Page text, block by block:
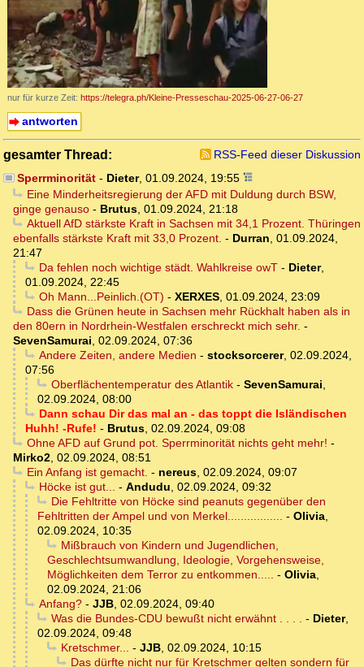
nur für kurze Zeit: https://telegra.ph/Kleine-Presseschau-2025-06-27-06-27
antworten
gesamter Thread:
RSS-Feed dieser Diskussion
Sperrminorität- Dieter, 01.09.2024, 19:55
Eine Minderheitsregierung der AFD mit Duldung durch BSW,
ginge genauso - Brutus, 01.09.2024, 21:18
Aktuell AfD stärkste Kraft in Sachsen mit 34,1 Prozent. Thüringen
ebenfalls stärkste Kraft mit 33,0 Prozent. - Durran, 01.09.2024,
21:47
Da fehlen noch wichtige städt. Wahlkreise owT- Dieter,
01.09.2024, 22:45
Oh Mann...Peinlich.(OT) - XERXES, 01.09.2024, 23:09
Dass die Grünen heute in Sachsen mehr Rückhalt haben als in
den 80ern in Nordrhein-Westfalen erschreckt mich sehr. -
SevenSamurai, 02.09.2024, 07:36
Andere Zeiten, andere Medien - stocksorcerer, 02.09.2024,
07:56
Oberflächentemperatur des Atlantik- SevenSamurai,
02.09.2024, 08:00
Dann schau Dir das mal an - das toppt die Isländischen
Huhh! -Rufe! - Brutus, 02.09.2024, 09:08
Ohne AFD auf Grund pot. Sperrminorität nichts geht mehr! -
Mirko2, 02.09.2024, 08:51
Ein Anfang ist gemacht. - nereus, 02.09.2024, 09:07
Höcke ist gut... - Andudu, 02.09.2024, 09:32
Die Fehltritte von Höcke sind peanuts gegenüber den
Fehltritten der Ampel und von Merkel................. - Olivia,
02.09.2024, 10:35
Mißbrauch von Kindern und Jugendlichen,
Geschlechtsumwandlung, Ideologie, Vorgehensweise,
Möglichkeiten dem Terror zu entkommen..... - Olivia,
02.09.2024, 21:06
Anfang?- JJB, 02.09.2024, 09:40
Was die Bundes-CDU bewußt nicht erwähnt . . . . - Dieter,
02.09.2024, 09:48
Kretschmer... - JJB, 02.09.2024, 10:15
Das dürfte nicht nur für Kretschmer gelten sondern für